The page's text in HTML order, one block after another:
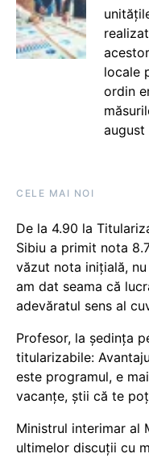
locale
ordin
august
CELE MAI NOI
De la 4.90 la
Sibiu a primit nota
văzut nota inițială,
am dat seama că
adevăratul sens al
Profesor, la ședința
titularizabile:
este programul, e
vacanţe, știi că te
Ministrul interimar al
ultimelor discuții cu